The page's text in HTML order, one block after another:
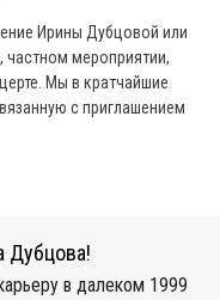
Ирины Дубцовой или
частном мероприятии,
Мы в кратчайшие
с приглашением
Дубцова!
в далеком 1999